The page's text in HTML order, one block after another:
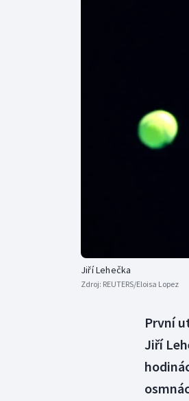
Jiří Lehečka
Zdroj: REUTERS/Eloisa Lopez
První
Jiří